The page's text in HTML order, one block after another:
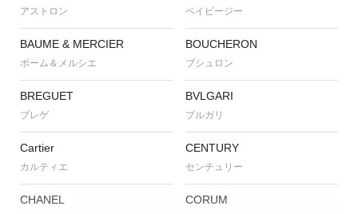
アストロン ベイビージー
BAUME & MERCIER
ボーム＆メルシエ
BOUCHERON
ブシュロン
BREGUET
ブレゲ
BVLGARI
ブルガリ
Cartier
カルティエ
CENTURY
センチュリー
CHANEL CORUM